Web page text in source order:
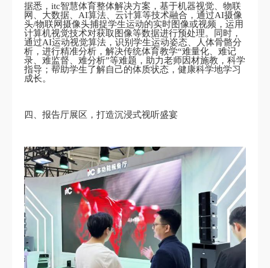
据悉，itc智慧体育整体解决方案，基于机器视觉、物联
网、大数据、AI算法、云计算等技术融合，通过AI摄像
头/物联网摄像头捕捉学生运动的实时图像或视频，运用
计算机视觉技术对获取图像等数据进行预处理。同时，
通过AI运动视觉算法，识别学生运动姿态、人体骨骼分
析，进行精准分析，解决传统体育教学“难量化、难记
录、难监督、难分析”等难题，助力老师因材施教，科学
指导；帮助学生了解自己的体质状态，健康科学地学习
成长。
四、报告厅展区，打造沉浸式视听盛宴